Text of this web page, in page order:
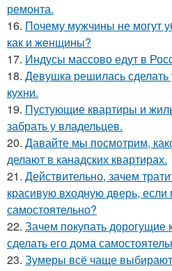
ремонта.
16. Почему мужчины не могут
как и женщины?
17. Индусы массово едут в
18. Девушка решилась сделать
кухни.
19. Пустующие квартиры и
забрать у владельцев.
20. Давайте мы посмотрим,
делают в канадских квартирах.
21. Действительно, зачем
красивую входную дверь,
самостоятельно?
22. Зачем покупать дорогущие
сделать его дома
23. Зумеры всё чаще